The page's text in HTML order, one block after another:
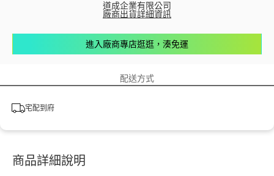
道成企業有限公司
廠商出貨詳細資訊
進入廠商專店逛逛，湊免運
配送方式
宅配到府
商品詳細說明